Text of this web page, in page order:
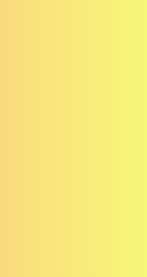
khẳng
công bố sản
Thực phẩm
củng cố niềm
phẩm tiếp
nghiệm Thuốc
Sở Khoa
tích cho thấy
khe về vi
thành phần